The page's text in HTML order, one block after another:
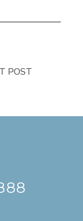
POST